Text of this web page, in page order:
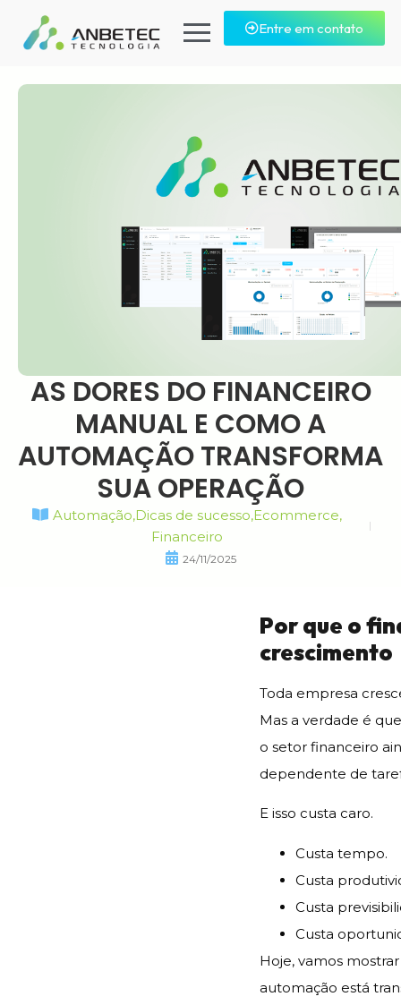
Entre em contato
AS DORES DO FINANCEIRO
MANUAL E COMO A
AUTOMAÇÃO TRANSFORMA
SUA OPERAÇÃO
Automação,Dicas de sucesso,Ecommerce,
Financeiro
24/11/2025
Por que o
crescimento
Toda empresa
Mas a verdade é
o setor financeiro
dependente de
E isso custa caro.
Custa tempo.
Custa
Custa
Custa
Hoje, vamos
automação está